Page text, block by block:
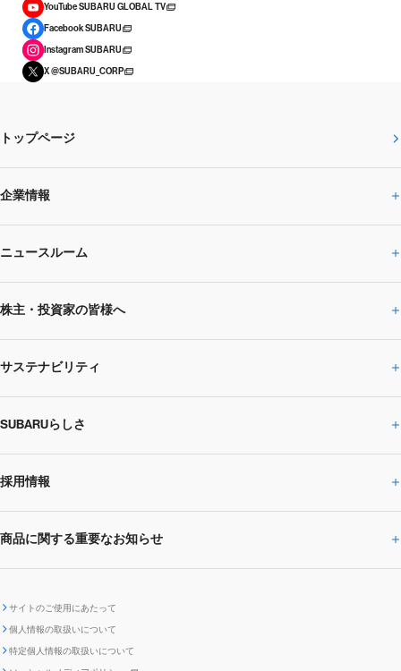
YouTube SUBARU GLOBAL TV
Facebook SUBARU
Instagram SUBARU
X @SUBARU_CORP
トップページ
企業情報
企業情報トップ
SUBARUのありたい姿
SUBARU 2025方針
事業所・関係会社
ニュースルーム
ニュースルームトップ
ニュースリリース
閉じる
株主・投資家の皆様へ
株主・投資家の皆様へトップ
企業・経営
IRライブラリー
株主・投資家サポート
IRカレンダー
ディスクロージャー
サステナビリティ
サステナビリティトップ
CEOサステナビリティ
環境
ガバナンス
SUBARUらしさ
SUBARUらしさトップ
SUBARUびと
SUBARUデザイン
採用情報
採用情報トップ
商品に関する重要なお知らせ
SUBARU ハイブリッド車 レスキュ
ー時の取扱い
サイトのご使用にあたって
個人情報の取扱いについて
特定個人情報の取扱いについて